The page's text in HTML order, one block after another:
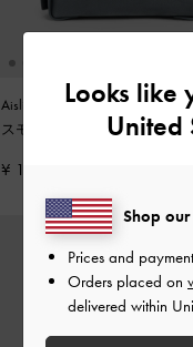
Aislin アシュリン ショルダー
スモーキーブルー
¥ 15,900
Looks like
United
Shop
Prices and
Orders placed on
delivered within